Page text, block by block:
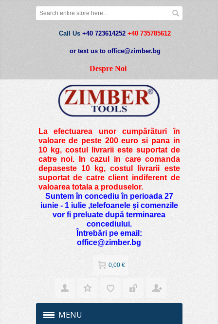
Call Us +40 723614252 +40 735785612
or text us to office@zimber.bg
Despre Noi
La efectuarea unor cumpărături în
valoare de peste200 euro si pana in
10 kg, costul livrarii este suportat de
catre noi. In cazul in care comanda
depaseste 10 kg, costul livrarii este
suportat de catre client indiferent de
valoarea totala a produselor.
Suntem în concediu în perioada 27
iunie - 1 iulie ,telefoanele și comenzile
vor fi preluate după terminarea
concediului.
Întrebări pe email:
office@zimber.bg
0,00 €
MENU